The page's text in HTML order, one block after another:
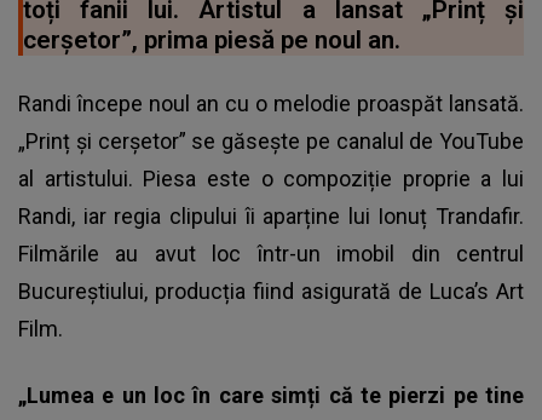
toți fanii lui. Artistul a lansat „Prinț și
cerșetor”, prima piesă pe noul an.
Randi începe noul an cu o melodie proaspăt lansată.
„Prinț și cerșetor” se găsește pe canalul de YouTube
al artistului. Piesa este o compoziție proprie a lui
Randi, iar regia clipului îi aparține lui Ionuț Trandafir.
Filmările au avut loc într-un imobil din centrul
Bucureștiului, producția fiind asigurată de Luca’s Art
Film.
„Lumea e un loc în care simți că te pierzi pe tine